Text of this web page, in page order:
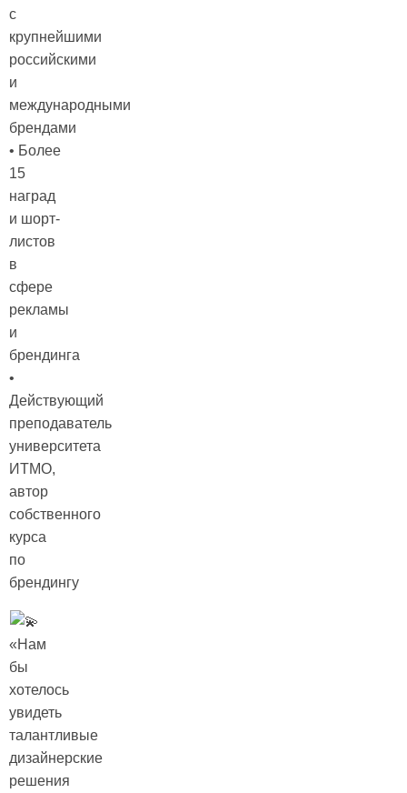
с
крупнейшими
российскими
и
международными
брендами
• Более
15
наград
и шорт-
листов
в
сфере
рекламы
и
брендинга
•
Действующий
преподаватель
университета
ИТМО,
автор
собственного
курса
по
брендингу
«Нам
бы
хотелось
увидеть
талантливые
дизайнерские
решения